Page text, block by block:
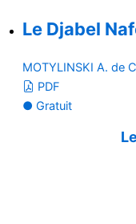
Le Djabel
MOTYLINSKI A. de
PDF
● Gratuit